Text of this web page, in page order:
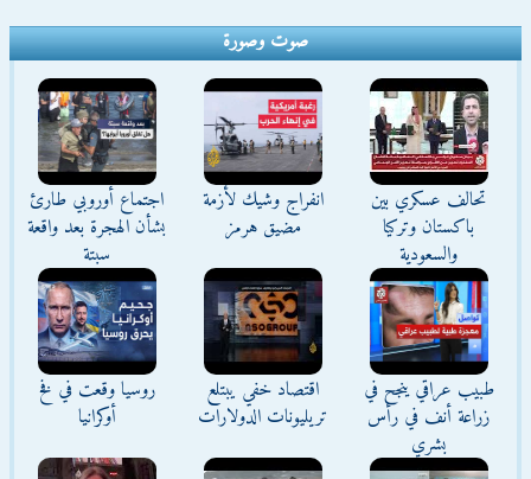
صوت وصورة
تحالف عسكري بين
باكستان وتركيا
والسعودية
انفراج وشيك لأزمة
مضيق هرمز
اجتماع أوروبي طارئ
بشأن الهجرة بعد واقعة
سبتة
طبيب عراقي ينجح في
زراعة أنف في رأس
بشري
اقتصاد خفي يبتلع
تريليونات الدولارات
روسيا وقعت في فخ
أوكرانيا